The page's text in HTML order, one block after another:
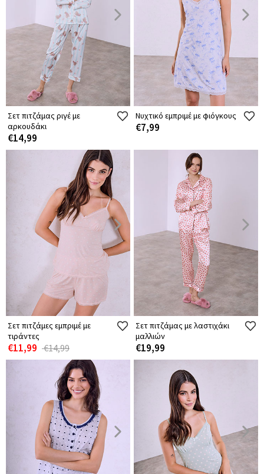
Σετ πιτζάμας ριγέ με
αρκουδάκι
€14,99
Νυχτικό εμπριμέ με φιόγκους
€7,99
Σετ πιτζάμες εμπριμέ με
τιράντες
€11,99 €14,99
Σετ πιτζάμας με λαστιχάκι
μαλλιών
€19,99